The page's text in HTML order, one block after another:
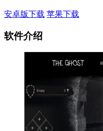
安卓版下载 苹果下载
软件介绍